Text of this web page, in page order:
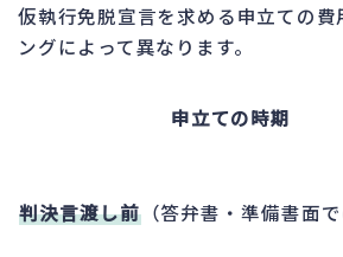
仮執行免脱宣言を求める申立ての費
ングによって異なります。
申立ての時期
判決言渡し前（答弁書・準備書面で